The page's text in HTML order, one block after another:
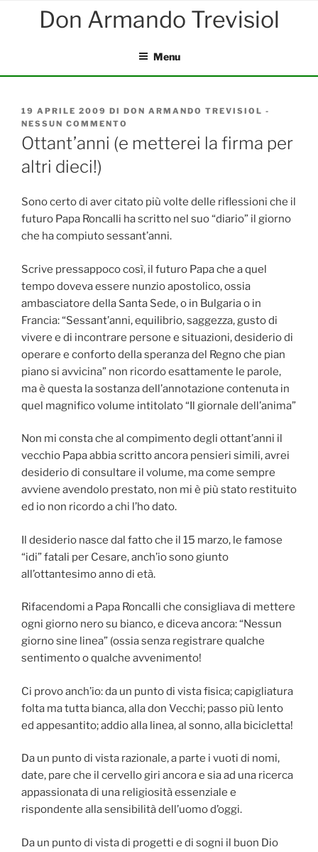
Menu
PUBBLICATO
IL
19 APRILE 2009 DI DON ARMANDO TREVISIOL -
NESSUN COMMENTO
OTTANT’ANNI
(E
PER
ALTRI
DIECI!)
Ottant’anni (e metterei la firma per
altri dieci!)
Sono certo di aver citato più volte delle riflessioni che il
futuro Papa Roncalli ha scritto nel suo “diario” il giorno
che ha compiuto sessant’anni.
Scrive pressappoco così, il futuro Papa che a quel
tempo doveva essere nunzio apostolico, ossia
ambasciatore della Santa Sede, o in Bulgaria o in
Francia: “Sessant’anni, equilibrio, saggezza, gusto di
vivere e di incontrare persone e situazioni, desiderio di
operare e conforto della speranza del Regno che pian
piano si avvicina” non ricordo esattamente le parole,
ma è questa la sostanza dell’annotazione contenuta in
quel magnifico volume intitolato “Il giornale dell’anima”
Non mi consta che al compimento degli ottant’anni il
vecchio Papa abbia scritto ancora pensieri simili, avrei
desiderio di consultare il volume, ma come sempre
avviene avendolo prestato, non mi è più stato restituito
ed io non ricordo a chi l’ho dato.
Il desiderio nasce dal fatto che il 15 marzo, le famose
“idi” fatali per Cesare, anch’io sono giunto
all’ottantesimo anno di età.
Rifacendomi a Papa Roncalli che consigliava di mettere
ogni giorno nero su bianco, e diceva ancora: “Nessun
giorno sine linea” (ossia senza registrare qualche
sentimento o qualche avvenimento!
Ci provo anch’io: da un punto di vista fisica; capigliatura
folta ma tutta bianca, alla don Vecchi; passo più lento
ed appesantito; addio alla linea, al sonno, alla bicicletta!
Da un punto di vista razionale, a parte i vuoti di nomi,
date, pare che il cervello giri ancora e sia ad una ricerca
appassionata di una religiosità essenziale e
rispondente alla sensibilità dell’uomo d’oggi.
Da un punto di vista di progetti e di sogni il buon Dio